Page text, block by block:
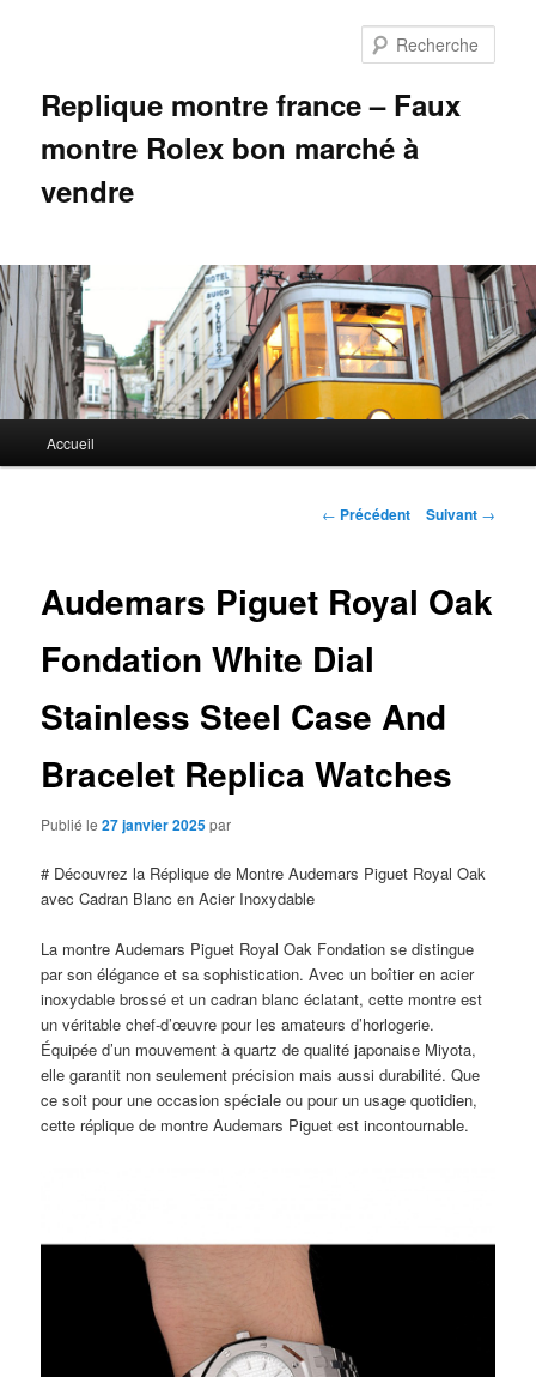
Replique montre france – Faux
montre Rolex bon marché à
vendre
principal
Accueil
Navigation
← Précédent Suivant →
Audemars Piguet Royal Oak
Fondation White Dial
Stainless Steel Case And
Bracelet Replica Watches
Publié le27 janvier 2025par
# Découvrez la Réplique de Montre Audemars Piguet Royal Oak
avec Cadran Blanc en Acier Inoxydable
La montre Audemars Piguet Royal Oak Fondation se distingue
par son élégance et sa sophistication. Avec un boîtier en acier
inoxydable brossé et un cadran blanc éclatant, cette montre est
un véritable chef-d’œuvre pour les amateurs d’horlogerie.
Équipée d’un mouvement à quartz de qualité japonaise Miyota,
elle garantit non seulement précision mais aussi durabilité. Que
ce soit pour une occasion spéciale ou pour un usage quotidien,
cette réplique de montre Audemars Piguet est incontournable.